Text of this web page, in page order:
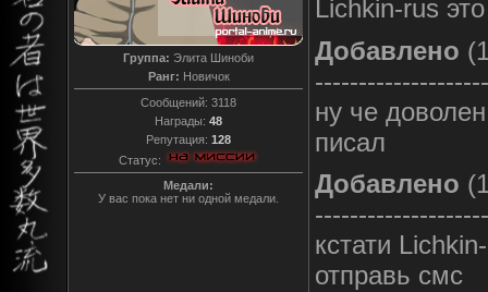
Группа: Элита Шиноби
Ранг: Новичок
Сообщений: 3118
Награды: 48
Репутация: 128
Статус:
Медали:
У вас пока нет ни одной медали.
Lichkin-rus
Добавлено
ну че
писал
Добавлено
кстати
отправь смс